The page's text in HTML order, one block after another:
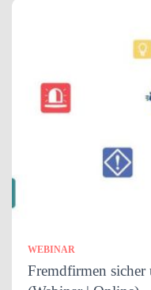
WEBINAR
Fremdfirmen